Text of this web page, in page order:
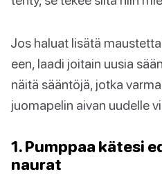
Jos haluat lisätä
een, laadi joitain uusia
näitä sääntöjä, jotka
juomapelin aivan uudelle
1. Pumppaa kätesi
naurat